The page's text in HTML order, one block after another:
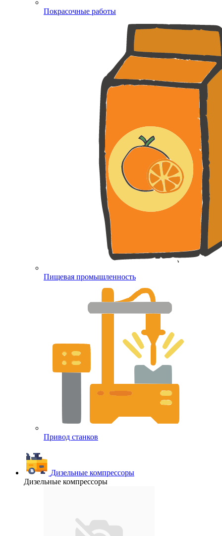
Покрасочные работы
Пищевая промышленность
Привод станков
Дизельные компрессоры
Дизельные компрессоры